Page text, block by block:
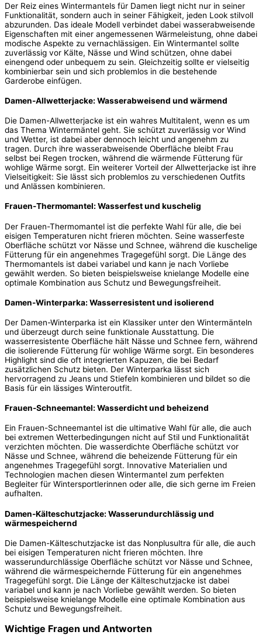
Der Reiz eines Wintermantels für Damen liegt nicht nur in seiner
Funktionalität, sondern auch in seiner Fähigkeit, jeden Look stilvoll
abzurunden. Das ideale Modell verbindet dabei wasserabweisende
Eigenschaften mit einer angemessenen Wärmeleistung, ohne dabei
modische Aspekte zu vernachlässigen. Ein Wintermantel sollte
zuverlässig vor Kälte, Nässe und Wind schützen, ohne dabei
einengend oder unbequem zu sein. Gleichzeitig sollte er vielseitig
kombinierbar sein und sich problemlos in die bestehende
Garderobe einfügen.
Damen-Allwetterjacke: Wasserabweisend und wärmend
Die Damen-Allwetterjacke ist ein wahres Multitalent, wenn es um
das Thema Wintermäntel geht. Sie schützt zuverlässig vor Wind
und Wetter, ist dabei aber dennoch leicht und angenehm zu
tragen. Durch ihre wasserabweisende Oberfläche bleibt Frau
selbst bei Regen trocken, während die wärmende Fütterung für
wohlige Wärme sorgt. Ein weiterer Vorteil der Allwetterjacke ist ihre
Vielseitigkeit: Sie lässt sich problemlos zu verschiedenen Outfits
und Anlässen kombinieren.
Frauen-Thermomantel: Wasserfest und kuschelig
Der Frauen-Thermomantel ist die perfekte Wahl für alle, die bei
eisigen Temperaturen nicht frieren möchten. Seine wasserfeste
Oberfläche schützt vor Nässe und Schnee, während die kuschelige
Fütterung für ein angenehmes Tragegefühl sorgt. Die Länge des
Thermomantels ist dabei variabel und kann je nach Vorliebe
gewählt werden. So bieten beispielsweise knielange Modelle eine
optimale Kombination aus Schutz und Bewegungsfreiheit.
Damen-Winterparka: Wasserresistent und isolierend
Der Damen-Winterparka ist ein Klassiker unter den Wintermänteln
und überzeugt durch seine funktionale Ausstattung. Die
wasserresistente Oberfläche hält Nässe und Schnee fern, während
die isolierende Fütterung für wohlige Wärme sorgt. Ein besonderes
Highlight sind die oft integrierten Kapuzen, die bei Bedarf
zusätzlichen Schutz bieten. Der Winterparka lässt sich
hervorragend zu Jeans und Stiefeln kombinieren und bildet so die
Basis für ein lässiges Winteroutfit.
Frauen-Schneemantel: Wasserdicht und beheizend
Ein Frauen-Schneemantel ist die ultimative Wahl für alle, die auch
bei extremen Wetterbedingungen nicht auf Stil und Funktionalität
verzichten möchten. Die wasserdichte Oberfläche schützt vor
Nässe und Schnee, während die beheizende Fütterung für ein
angenehmes Tragegefühl sorgt. Innovative Materialien und
Technologien machen diesen Wintermantel zum perfekten
Begleiter für Wintersportlerinnen oder alle, die sich gerne im Freien
aufhalten.
Damen-Kälteschutzjacke: Wasserundurchlässig und
wärmespeichernd
Die Damen-Kälteschutzjacke ist das Nonplusultra für alle, die auch
bei eisigen Temperaturen nicht frieren möchten. Ihre
wasserundurchlässige Oberfläche schützt vor Nässe und Schnee,
während die wärmespeichernde Fütterung für ein angenehmes
Tragegefühl sorgt. Die Länge der Kälteschutzjacke ist dabei
variabel und kann je nach Vorliebe gewählt werden. So bieten
beispielsweise knielange Modelle eine optimale Kombination aus
Schutz und Bewegungsfreiheit.
Wichtige Fragen und Antworten